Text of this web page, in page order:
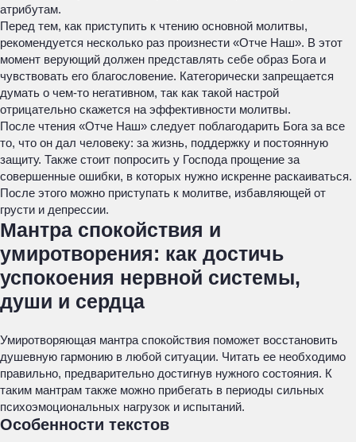
атрибутам.
Перед тем, как приступить к чтению основной молитвы,
рекомендуется несколько раз произнести «Отче Наш». В этот
момент верующий должен представлять себе образ Бога и
чувствовать его благословение. Категорически запрещается
думать о чем-то негативном, так как такой настрой
отрицательно скажется на эффективности молитвы.
После чтения «Отче Наш» следует поблагодарить Бога за все
то, что он дал человеку: за жизнь, поддержку и постоянную
защиту. Также стоит попросить у Господа прощение за
совершенные ошибки, в которых нужно искренне раскаиваться.
После этого можно приступать к молитве, избавляющей от
грусти и депрессии.
Мантра спокойствия и
умиротворения: как достичь
успокоения нервной системы,
души и сердца
Умиротворяющая мантра спокойствия поможет восстановить
душевную гармонию в любой ситуации. Читать ее необходимо
правильно, предварительно достигнув нужного состояния. К
таким мантрам также можно прибегать в периоды сильных
психоэмоциональных нагрузок и испытаний.
Особенности текстов